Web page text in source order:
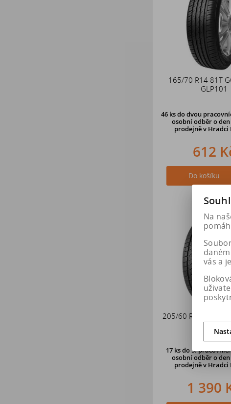
165/70 R14 81T
GLP101
46 ks do dvou
osobní odběr o
prodejně v Hradci
612
Do košíku
205/60 R16 96V
4SEASON
17 ks do 5.
osobní odběr o
prodejněv Hradci
1 390
Na
vás a